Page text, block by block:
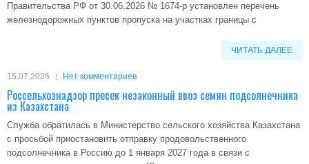
Правительства РФ от 30.06.2026 № 1674-р установлен перечень
железнодорожных пунктов пропуска на участках границы с
ЧИТАТЬ ДАЛЕЕ
15.07.2026 Нет комментариев
Россельхознадзор пресек незаконный ввоз семян подсолнечника
из Казахстана
Служба обратилась в Министерство сельского хозяйства Казахстана
с просьбой приостановить отправку продовольственного
подсолнечника в Россию до 1 января 2027 года в связи с